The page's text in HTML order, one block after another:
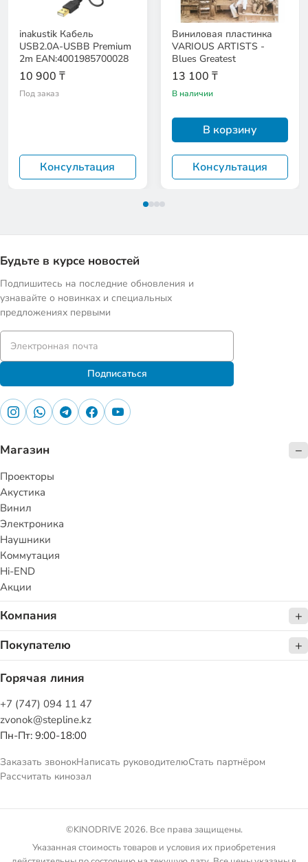
inakustik Кабель
USB2.0A-USBB Premium
2m EAN:4001985700028
10 900 ₸
Под заказ
Консультация
Виниловая пластинка
VARIOUS ARTISTS -
Blues Greatest
13 100 ₸
В наличии
В корзину
Консультация
Будьте в курсе новостей
Подпишитесь на последние обновления и
узнавайте о новинках и специальных
предложениях первыми
Подписаться
Магазин
Проекторы
Акустика
Винил
Электроника
Наушники
Коммутация
Hi-END
Акции
Компания
Покупателю
Горячая линия
+7 (747) 094 11 47
zvonok@stepline.kz
Пн-Пт: 9:00-18:00
Заказать звонокНаписать руководителюСтать партнёром
Рассчитать кинозал
©KINODRIVE 2026. Все права защищены.
Указанная стоимость товаров и условия их приобретения